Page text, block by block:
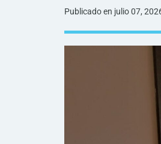
Publicado en julio 07,